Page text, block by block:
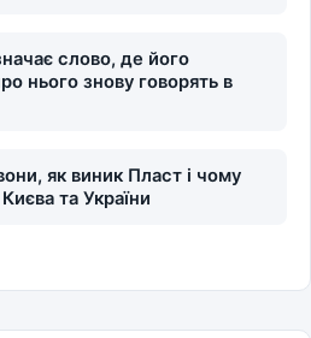
слово, де його
нього знову говорять в
як виник Пласт і чому
та України